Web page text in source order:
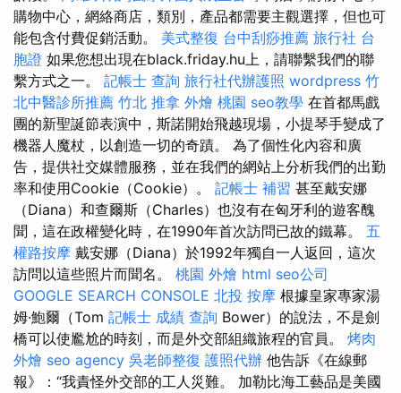
購物中心，網絡商店，類別，產品都需要主觀選擇，但也可
能包含付費促銷活動。 美式整復 台中刮痧推薦 旅行社 台
胞證 如果您想出現在black.friday.hu上，請聯繫我們的聯
繫方式之一。 記帳士 查詢 旅行社代辦護照 wordpress 竹
北中醫診所推薦 竹北 推拿 外燴 桃園 seo教學 在首都馬戲
團的新聖誕節表演中，斯諾開始飛越現場，小提琴手變成了
機器人魔杖，以創造一切的奇蹟。 為了個性化內容和廣
告，提供社交媒體服務，並在我們的網站上分析我們的出勤
率和使用Cookie（Cookie）。 記帳士 補習 甚至戴安娜
（Diana）和查爾斯（Charles）也沒有在匈牙利的遊客醜
聞，這在政權變化時，在1990年首次訪問已故的鐵幕。 五
權路按摩 戴安娜（Diana）於1992年獨自一人返回，這次
訪問以這些照片而聞名。 桃園 外燴 html seo公司
GOOGLE SEARCH CONSOLE 北投 按摩 根據皇家專家湯
姆·鮑爾（Tom 記帳士 成績 查詢 Bower）的說法，不是劍
橋可以使尷尬的時刻，而是外交部組織旅程的官員。 烤肉
外燴 seo agency 吳老師整復 護照代辦 他告訴《在線郵
報》：“我責怪外交部的工人災難。 加勒比海工藝品是美國